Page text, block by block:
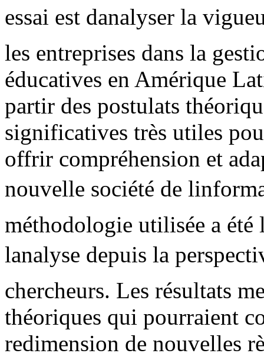
essai est danalyser la
les entreprises dans la
éducatives en Amérique
partir des postulats
significatives très utiles
offrir compréhension et
nouvelle société de
méthodologie utilisée a été
lanalyse depuis la
chercheurs. Les résultats
théoriques qui pourraient
redimension de nouvelles